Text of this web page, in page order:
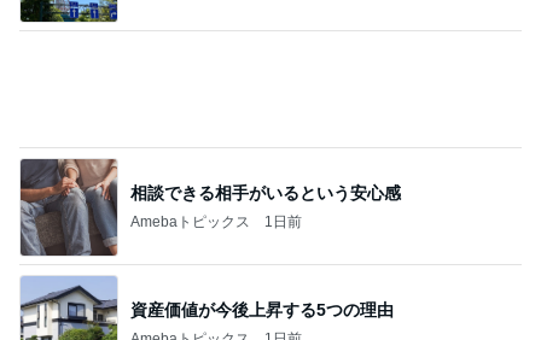
資産価値が今後上昇する5つの理由
Amebaトピックス 1日前